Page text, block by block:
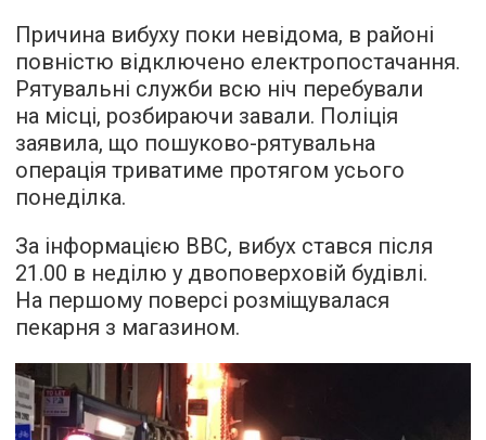
Причина вибуху поки невідома, в районі
повністю відключено електропостачання.
Рятувальні служби всю ніч перебували
на місці, розбираючи завали. Поліція
заявила, що пошуково-рятувальна
операція триватиме протягом усього
понеділка.
За інформацією ВВС, вибух стався після
21.00 в неділю у двоповерховій будівлі.
На першому поверсі розміщувалася
пекарня з магазином.